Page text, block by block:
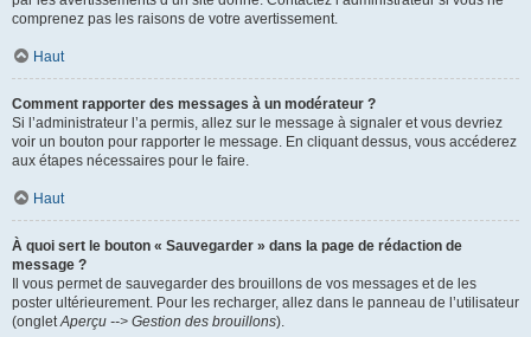
comprenez pas les raisons de votre avertissement.
Haut
Comment rapporter des messages à un modérateur ?
Si l’administrateur l’a permis, allez sur le message à signaler et vous devriez
voir un bouton pour rapporter le message. En cliquant dessus, vous accéderez
aux étapes nécessaires pour le faire.
Haut
À quoi sert le bouton « Sauvegarder » dans la page de rédaction de
message ?
Il vous permet de sauvegarder des brouillons de vos messages et de les
poster ultérieurement. Pour les recharger, allez dans le panneau de l’utilisateur
(ongletAperçu --> Gestion des brouillons).